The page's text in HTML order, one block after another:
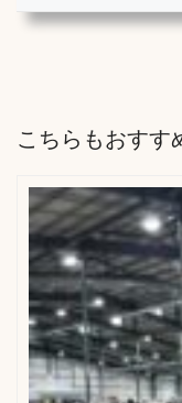
こちらもおすす